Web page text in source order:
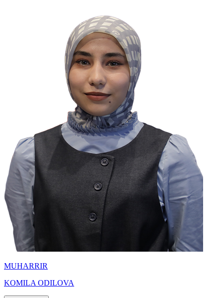
MUHARRIR
KOMILA ODILOVA